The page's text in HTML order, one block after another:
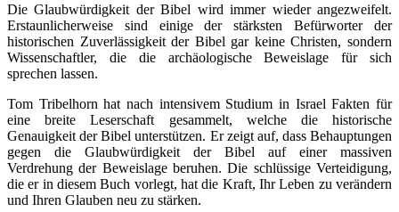
Die Glaubwürdigkeit der Bibel wird immer wieder angezweifelt.
Erstaunlicherweise sind einige der stärksten Befürworter der
historischen Zuverlässigkeit der Bibel gar keine Christen, sondern
Wissenschaftler, die die archäologische Beweislage für sich
sprechen lassen.
Tom Tribelhorn hat nach intensivem Studium in Israel Fakten für
eine breite Leserschaft gesammelt, welche die historische
Genauigkeit der Bibel unterstützen. Er zeigt auf, dass Behauptungen
gegen die Glaubwürdigkeit der Bibel auf einer massiven
Verdrehung der Beweislage beruhen. Die schlüssige Verteidigung,
die er in diesem Buch vorlegt, hat die Kraft, Ihr Leben zu verändern
und Ihren Glauben neu zu stärken.